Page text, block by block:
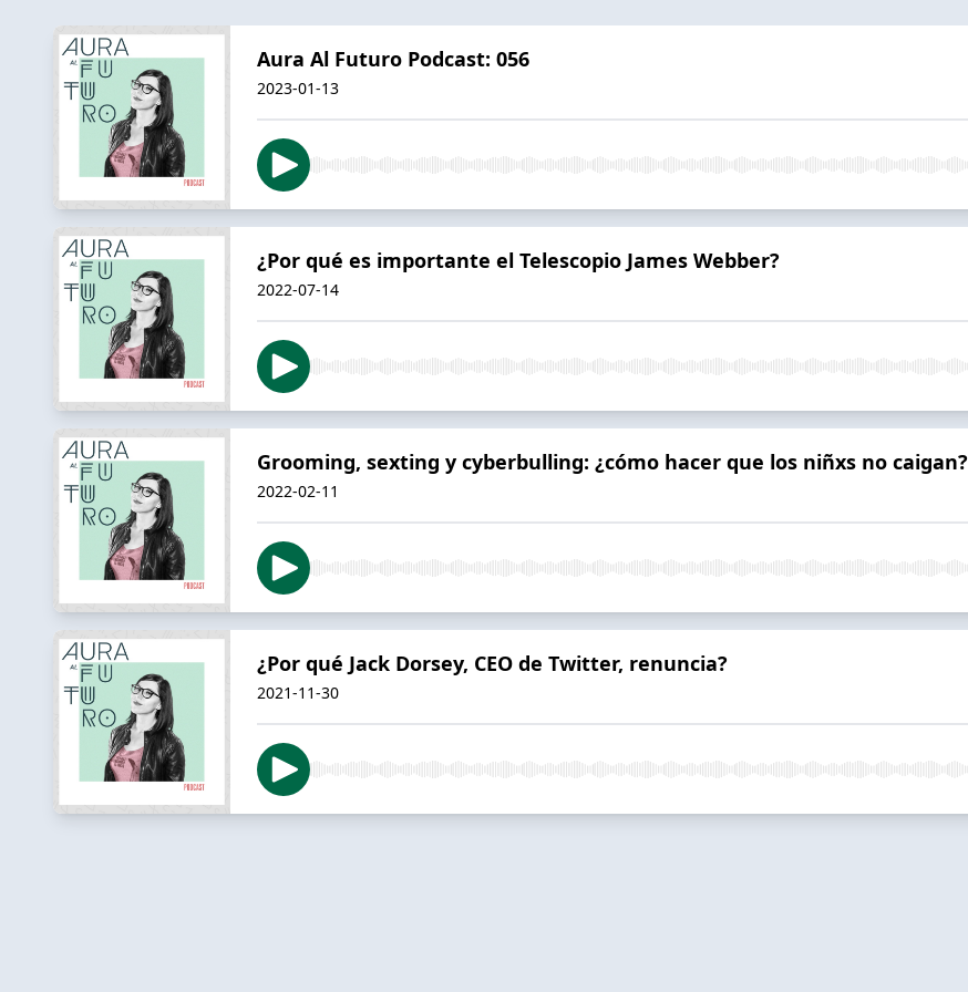
Aura Al Futuro Podcast: 056
2023-01-13
¿Por qué es importante el Telescopio James Webber?
2022-07-14
Grooming, sexting y cyberbulling: ¿cómo hacer que los niñxs no caigan?
2022-02-11
¿Por qué Jack Dorsey, CEO de Twitter, renuncia?
2021-11-30